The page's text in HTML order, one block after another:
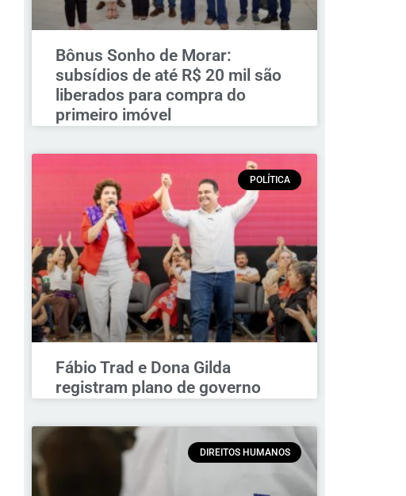
Bônus Sonho de Morar:
subsídios de até R$ 20 mil são
liberados para compra do
primeiro imóvel
POLÍTICA
Fábio Trad e Dona Gilda
registram plano de governo
DIREITOS HUMANOS